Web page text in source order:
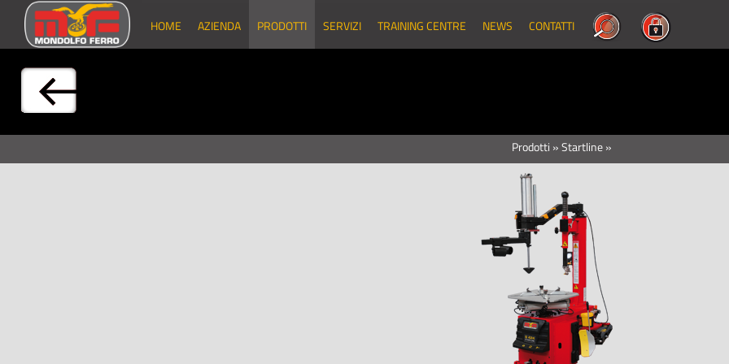
HOME AZIENDA PRODOTTI SERVIZI TRAINING CENTRE NEWS CONTATTI
Prodotti »Startline»